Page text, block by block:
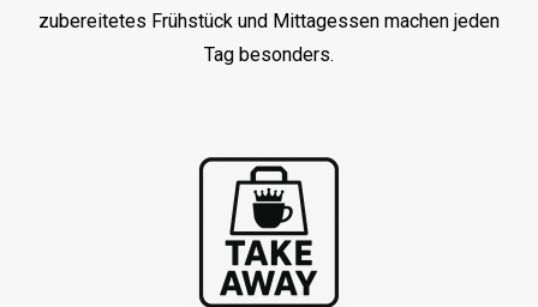
zubereitetes Frühstück und Mittagessen machen jeden
Tag besonders.